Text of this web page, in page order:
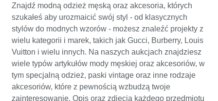
Znajdź modną odzież męską oraz akcesoria, których
szukałeś aby urozmaicić swój styl - od klasycznych
stylów do modnych wzorów - możesz znaleźć projekty z
wielu kategorii i marek, takich jak Gucci, Burberry, Louis
Vuitton i wielu innych. Na naszych aukcjach znajdziesz
wiele typów artykułów mody męskiej oraz akcesoriów, w
tym specjalną odzież, paski vintage oraz inne rodzaje
akcesoriów, które z pewnością wzbudzą twoje
zainteresowanie. Opis oraz zdjęcia każdego przedmiotu